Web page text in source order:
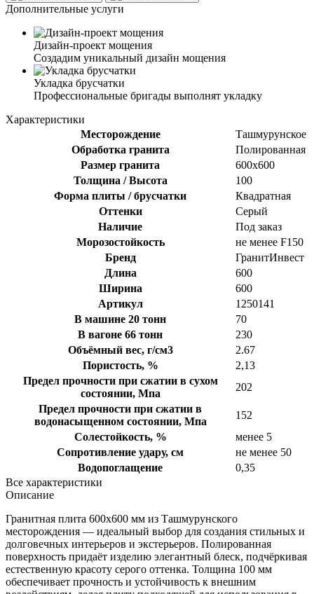
Дополнительные услуги
Дизайн-проект мощения
Создадим уникальный дизайн мощения
Укладка брусчатки
Профессиональные бригады выполнят укладку
Характеристики
Месторождение
Ташмурунское
Обработка гранита
Полированная
Размер гранита
600х600
Толщина / Высота
100
Форма плиты / брусчатки
Квадратная
Оттенки
Серый
Наличие
Под заказ
Морозостойкость
не менее F150
Бренд
ГранитИнвест
Длина
600
Ширина
600
Артикул
1250141
В машине 20 тонн
70
В вагоне 66 тонн
230
Объёмный вес, г/см3
2.67
Пористость, %
2,13
Предел прочности при сжатии в сухом
состоянии, Мпа
202
Предел прочности при сжатии в
водонасыщенном состоянии, Мпа
152
Солестойкость, %
менее 5
Сопротивление удару, см
не менее 50
Водопоглащение
0,35
Все характеристики
Описание
Гранитная плита 600х600 мм из Ташмурунского
месторождения — идеальный выбор для создания стильных и
долговечных интерьеров и экстерьеров. Полированная
поверхность придаёт изделию элегантный блеск, подчёркивая
естественную красоту серого оттенка. Толщина 100 мм
обеспечивает прочность и устойчивость к внешним